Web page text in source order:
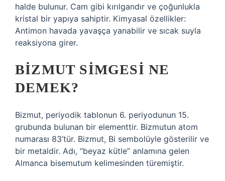
halde bulunur. Cam gibi kırılgandır ve çoğunlukla
kristal bir yapıya sahiptir. Kimyasal özellikler:
Antimon havada yavaşça yanabilir ve sıcak suyla
reaksiyona girer.
BIZMUT SIMGESI NE
DEMEK?
Bizmut, periyodik tablonun 6. periyodunun 15.
grubunda bulunan bir elementtir. Bizmutun atom
numarası 83’tür. Bizmut, Bi sembolüyle gösterilir ve
bir metaldir. Adı, “beyaz kütle” anlamına gelen
Almanca bisemutum kelimesinden türemiştir.